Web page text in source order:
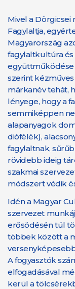
Mivel a Dörgicsei
Fagylaltja,
Magyarország
fagylaltkultúra és
együttműködése
szerint
márkanév tehát,
lényege, hogy a
semmiképpen
alapanyagok
diófélék),
fagylaltnak,
rövidebb ideig
szakmai
módszert védik
Idén a Magyar
szervezet
erősödésén túl
többek között a
A fogyasztók
elfogadásával
kerül a